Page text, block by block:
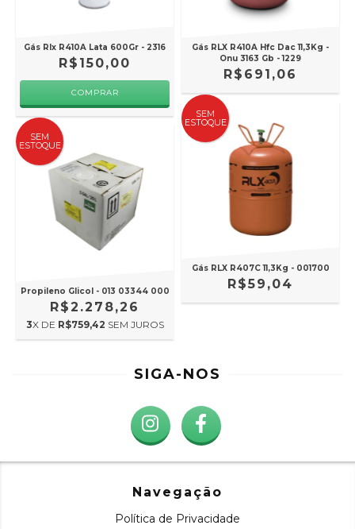
Gás Rlx R410A Lata 600Gr - 2316
R$150,00
Gás RLX R410A Hfc Dac 11,3Kg -
Onu 3163 Gb - 1229
R$691,06
SEM
ESTOQUE
Propileno Glicol - 013 03344 000
R$2.278,26
3X DE R$759,42 SEM JUROS
SEM
ESTOQUE
Gás RLX R407C 11,3Kg - 001700
R$59,04
SIGA-NOS
Navegação
Política de Privacidade